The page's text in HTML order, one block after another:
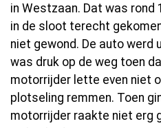
in Westzaan. Dat was rond
in de sloot terecht
niet gewond. De auto werd
was druk op de weg toen
motorrijder lette even niet
plotseling remmen. Toen
motorrijder raakte niet erg